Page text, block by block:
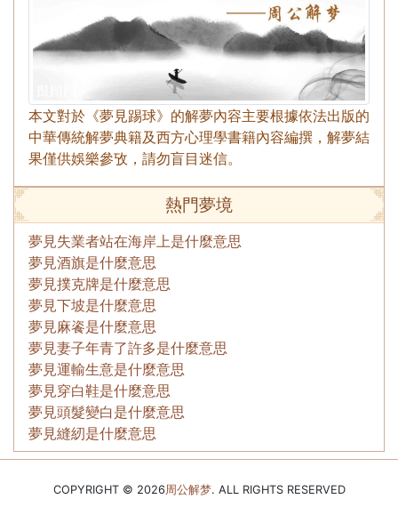
本文對於《夢見踢球》的解夢內容主要根據依法出版的
中華傳統解夢典籍及西方心理學書籍內容編撰，解夢結
果僅供娛樂參攷，請勿盲目迷信。
熱門夢境
夢見失業者站在海岸上是什麼意思
夢見酒旗是什麼意思
夢見撲克牌是什麼意思
夢見下坡是什麼意思
夢見麻餈是什麼意思
夢見妻子年青了許多是什麼意思
夢見運輸生意是什麼意思
夢見穿白鞋是什麼意思
夢見頭髮變白是什麼意思
夢見縫紉是什麼意思
COPYRIGHT © 2026 周公解梦. ALL RIGHTS RESERVED